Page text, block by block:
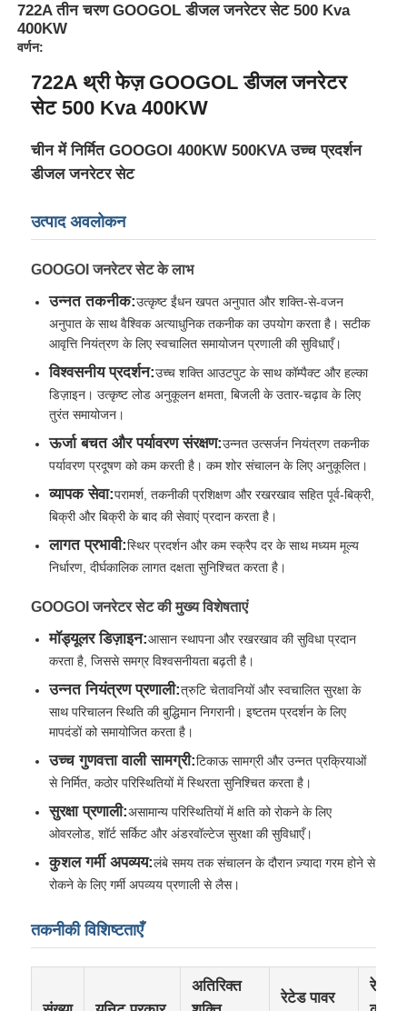
होम
गुणवत्ता नियंत्रण
हमसे संपर्क करें
सभी मामलों
मूक डीजल जनरेटर सेट
डीजल जनरेटर सेट
गैसोलीन जनरेटर सेट
सीएनजी जनरेटर सेट
जनरेटर सहायक उपकरण
मोबाइल लाइटिंग वाहन
722A तीन चरण GOOGOL डीजल जनरेटर सेट 500 Kva
400KW
वर्णन:
722A थ्री फेज़ GOOGOL डीजल जनरेटर
सेट 500 Kva 400KW
चीन में निर्मित GOOGOI 400KW 500KVA उच्च प्रदर्शन
डीजल जनरेटर सेट
उत्पाद अवलोकन
GOOGOI जनरेटर सेट के लाभ
उन्नत तकनीक:उत्कृष्ट ईंधन खपत अनुपात और शक्ति-से-वजन
अनुपात के साथ वैश्विक अत्याधुनिक तकनीक का उपयोग करता है। सटीक
आवृत्ति नियंत्रण के लिए स्वचालित समायोजन प्रणाली की सुविधाएँ।
विश्वसनीय प्रदर्शन:उच्च शक्ति आउटपुट के साथ कॉम्पैक्ट और हल्का
डिज़ाइन। उत्कृष्ट लोड अनुकूलन क्षमता, बिजली के उतार-चढ़ाव के लिए
तुरंत समायोजन।
ऊर्जा बचत और पर्यावरण संरक्षण:उन्नत उत्सर्जन नियंत्रण तकनीक
पर्यावरण प्रदूषण को कम करती है। कम शोर संचालन के लिए अनुकूलित।
व्यापक सेवा:परामर्श, तकनीकी प्रशिक्षण और रखरखाव सहित पूर्व-बिक्री,
बिक्री और बिक्री के बाद की सेवाएं प्रदान करता है।
लागत प्रभावी:स्थिर प्रदर्शन और कम स्क्रैप दर के साथ मध्यम मूल्य
निर्धारण, दीर्घकालिक लागत दक्षता सुनिश्चित करता है।
GOOGOI जनरेटर सेट की मुख्य विशेषताएं
मॉड्यूलर डिज़ाइन:आसान स्थापना और रखरखाव की सुविधा प्रदान
करता है, जिससे समग्र विश्वसनीयता बढ़ती है।
उन्नत नियंत्रण प्रणाली:त्रुटि चेतावनियों और स्वचालित सुरक्षा के
साथ परिचालन स्थिति की बुद्धिमान निगरानी। इष्टतम प्रदर्शन के लिए
मापदंडों को समायोजित करता है।
उच्च गुणवत्ता वाली सामग्री:टिकाऊ सामग्री और उन्नत प्रक्रियाओं
से निर्मित, कठोर परिस्थितियों में स्थिरता सुनिश्चित करता है।
सुरक्षा प्रणाली:असामान्य परिस्थितियों में क्षति को रोकने के लिए
ओवरलोड, शॉर्ट सर्किट और अंडरवॉल्टेज सुरक्षा की सुविधाएँ।
कुशल गर्मी अपव्यय:लंबे समय तक संचालन के दौरान ज़्यादा गरम होने से
रोकने के लिए गर्मी अपव्यय प्रणाली से लैस।
तकनीकी विशिष्टताएँ
अतिरिक्त
रेटेड पावर
रेटेड